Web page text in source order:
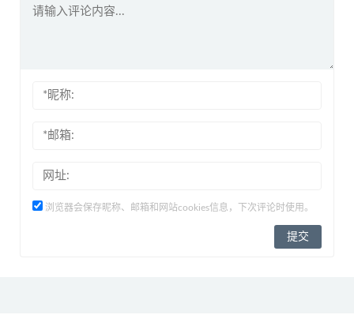
浏览器会保存昵称、邮箱和网站cookies信息，下次评论时使用。